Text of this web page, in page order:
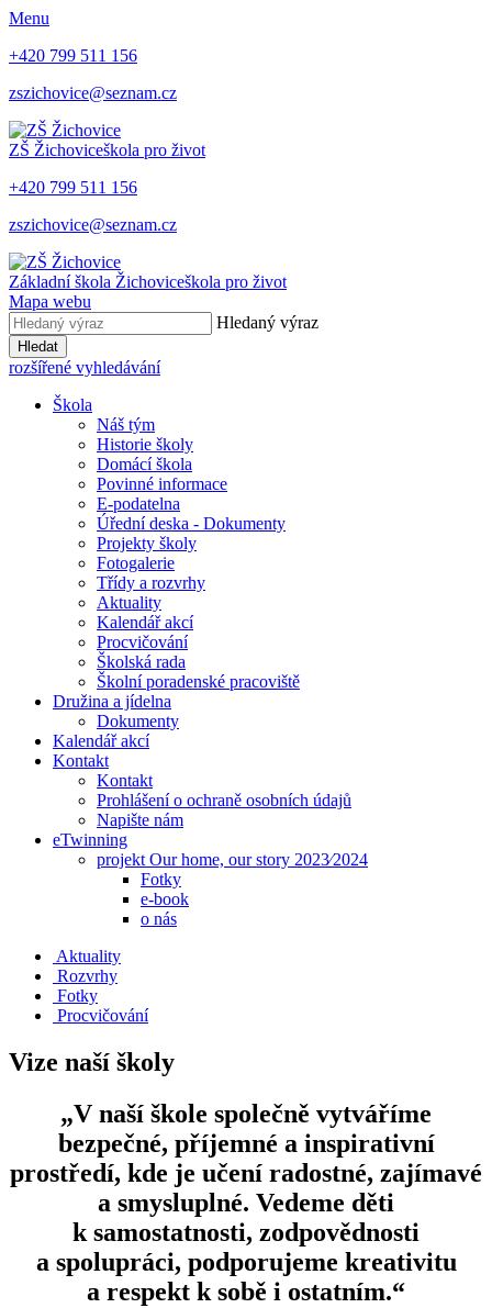
Menu
+420 799 511 156
zszichovice@seznam.cz
ZŠ Žichoviceškola pro život
+420 799 511 156
zszichovice@seznam.cz
Základní škola Žichoviceškola pro život
Mapa webu
Hledaný výraz
Hledat
rozšířené vyhledávání
Škola
Náš tým
Historie školy
Domácí škola
Povinné informace
E-podatelna
Úřední deska - Dokumenty
Projekty školy
Fotogalerie
Třídy a rozvrhy
Aktuality
Kalendář akcí
Procvičování
Školská rada
Školní poradenské pracoviště
Družina a jídelna
Dokumenty
Kalendář akcí
Kontakt
Kontakt
Prohlášení o ochraně osobních údajů
Napište nám
eTwinning
projekt Our home, our story 2023⁄2024
Fotky
e-book
o nás
Aktuality
Rozvrhy
Fotky
Procvičování
Vize naší školy
„V naší škole společně vytváříme
bezpečné, příjemné a inspirativní
prostředí, kde je učení radostné, zajímavé
a smysluplné. Vedeme děti
k samostatnosti, zodpovědnosti
a spolupráci, podporujeme kreativitu
a respekt k sobě i ostatním.“